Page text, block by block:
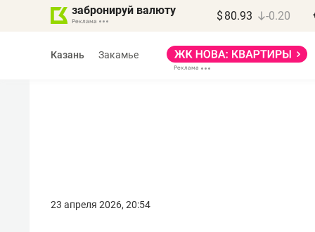
забронируй валюту $ 80.93 -0.20
Казань Закамье
23 апреля 2026, 20:54